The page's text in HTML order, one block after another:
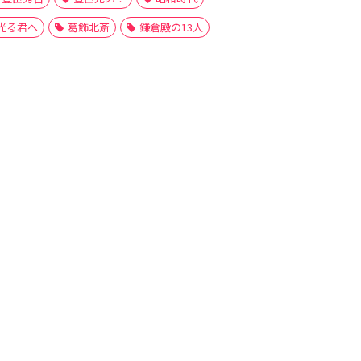
る君へ
葛飾北斎 鎌倉殿の13人